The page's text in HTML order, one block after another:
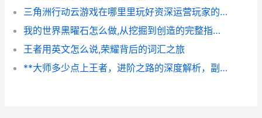
三角洲行动云游戏在哪里里玩好资深运营玩家的一线实测提议 三角洲行动云游戏腾讯先锋版
我的世界黑曜石怎么做,从挖掘到创造的完整指南,副标题,探索坚硬基石的核心法则
王者用英文怎么说,荣耀背后的词汇之旅
**大师多少点上王者，进阶之路的深度解析，副标题，从积分到境界的蜕变之旅**